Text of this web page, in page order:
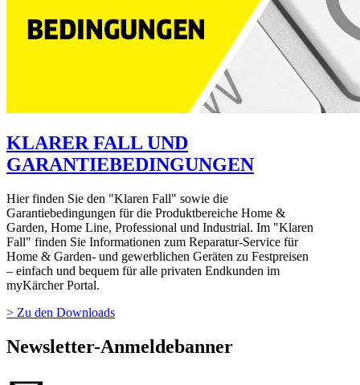
KLARER FALL UND
GARANTIEBEDINGUNGEN
Hier finden Sie den "Klaren Fall" sowie die
Garantiebedingungen für die Produktbereiche Home &
Garden, Home Line, Professional und Industrial. Im "Klaren
Fall" finden Sie Informationen zum Reparatur-Service für
Home & Garden- und gewerblichen Geräten zu Festpreisen
– einfach und bequem für alle privaten Endkunden im
myKärcherPortal.
> Zu den Downloads
Newsletter-Anmeldebanner